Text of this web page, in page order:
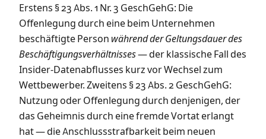
Erstens § 23 Abs. 1 Nr. 3 GeschGehG: Die
Offenlegung durch eine beim Unternehmen
beschäftigte Person während der Geltungsdauer des
Beschäftigungsverhältnisses— der klassische Fall des
Insider-Datenabflusses kurz vor Wechsel zum
Wettbewerber. Zweitens § 23 Abs. 2 GeschGehG:
Nutzung oder Offenlegung durch denjenigen, der
das Geheimnis durch eine fremde Vortat erlangt
hat — die Anschlussstrafbarkeit beim neuen